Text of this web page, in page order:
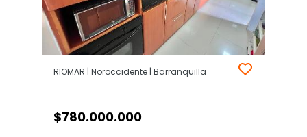
RIOMAR | Noroccidente | Barranquilla
$780.000.000